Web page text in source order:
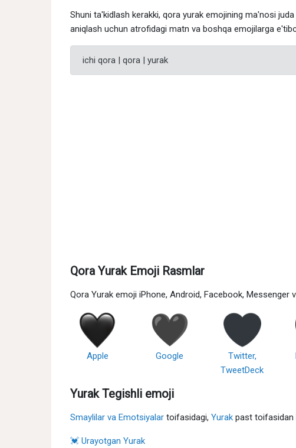
Shuni ta'kidlash kerakki, qora yurak emojining ma'nosi juda
aniqlash uchun atrofidagi matn va boshqa emojilarga
ichi qora | qora | yurak
Qora Yurak Emoji Rasmlar
Qora Yurak emoji iPhone, Android, Facebook, Messenger
Apple Google
Twitter,
TweetDeck
Yurak Tegishli emoji
Smaylilar va Emotsiyalar toifasidagi, Yurak past toifasidan
💓 Urayotgan Yurak